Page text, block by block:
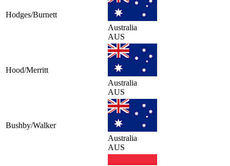
Hodges/Burnett
Australia
AUS
Hood/Merritt
Australia
AUS
Bushby/Walker
Australia
AUS